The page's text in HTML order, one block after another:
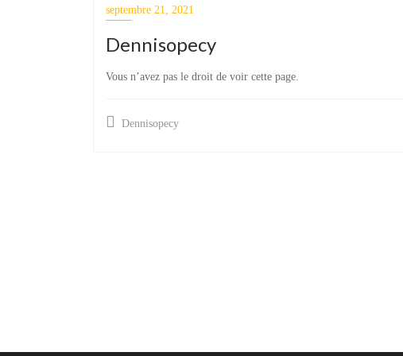
septembre 21, 2021
Dennisopecy
Vous n’avez pas le droit de voir cette page.
Dennisopecy